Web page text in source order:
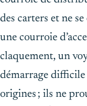
des carters et ne
une courroie
claquement, un
démarrage difficile
origines ; ils ne